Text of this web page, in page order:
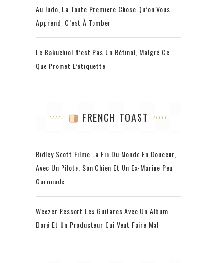
Au Judo, La Toute Première Chose Qu’on Vous
Apprend, C’est À Tomber
Le Bakuchiol N’est Pas Un Rétinol, Malgré Ce
Que Promet L’étiquette
FRENCH TOAST
Ridley Scott Filme La Fin Du Monde En Douceur,
Avec Un Pilote, Son Chien Et Un Ex-Marine Peu
Commode
Weezer Ressort Les Guitares Avec Un Album
Doré Et Un Producteur Qui Veut Faire Mal